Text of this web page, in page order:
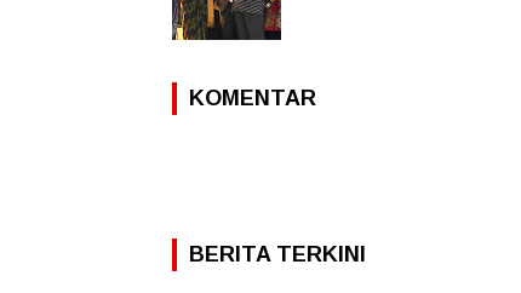
KOMENTAR
BERITA TERKINI